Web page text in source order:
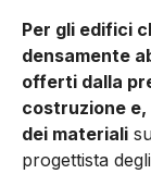
Per gli edifici
densamente
offerti dalla
costruzione
dei materiali
progettista